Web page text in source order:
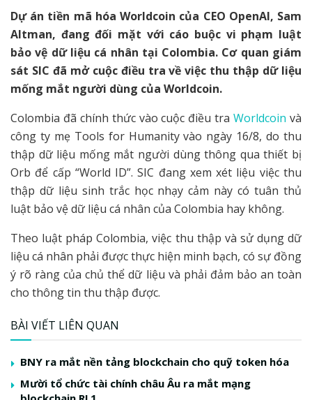
Dự án tiền mã hóa Worldcoin của CEO OpenAI, Sam
Altman, đang đối mặt với cáo buộc vi phạm luật
bảo vệ dữ liệu cá nhân tại Colombia. Cơ quan giám
sát SIC đã mở cuộc điều tra về việc thu thập dữ liệu
mống mắt người dùng của Worldcoin.
Colombia đã chính thức vào cuộc điều traWorldcoin và
công ty mẹ Tools for Humanity vào ngày 16/8, do thu
thập dữ liệu mống mắt người dùng thông qua thiết bị
Orb để cấp “World ID”. SIC đang xem xét liệu việc thu
thập dữ liệu sinh trắc học nhạy cảm này có tuân thủ
luật bảo vệ dữ liệu cá nhân của Colombia hay không.
Theo luật pháp Colombia, việc thu thập và sử dụng dữ
liệu cá nhân phải được thực hiện minh bạch, có sự đồng
ý rõ ràng của chủ thể dữ liệu và phải đảm bảo an toàn
cho thông tin thu thập được.
BÀI VIẾT LIÊN QUAN
BNY ra mắt nền tảng blockchain cho quỹ token hóa
Mười tổ chức tài chính châu Âu ra mắt mạng